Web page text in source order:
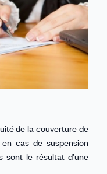
de la couverture de
cas de suspension
sont le résultat d’une